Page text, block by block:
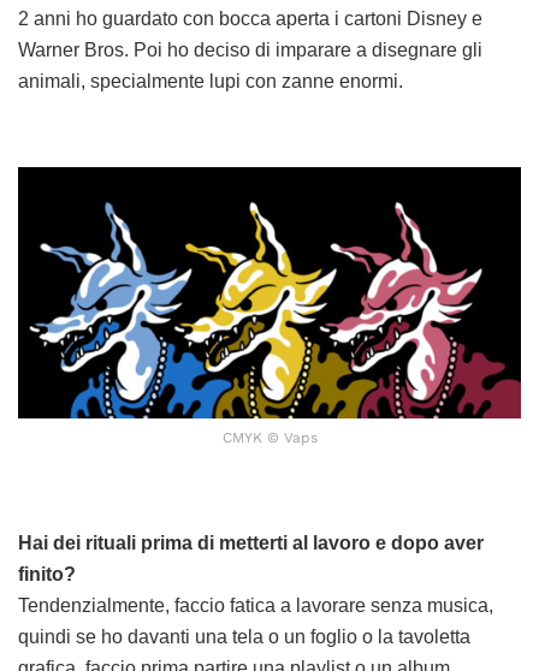
2 anni ho guardato con bocca aperta i cartoni Disney e
Warner Bros. Poi ho deciso di imparare a disegnare gli
animali, specialmente lupi con zanne enormi.
CMYK © Vaps
Hai dei rituali prima di metterti al lavoro e dopo aver
finito?
Tendenzialmente, faccio fatica a lavorare senza musica,
quindi se ho davanti una tela o un foglio o la tavoletta